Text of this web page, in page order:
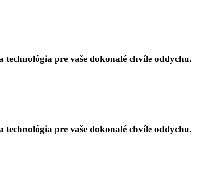
pre vaše dokonalé chvíle oddychu.
pre vaše dokonalé chvíle oddychu.